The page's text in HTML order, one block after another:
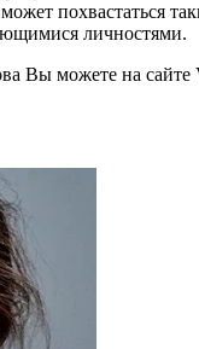
может
личностями.
Вы можете на сайте